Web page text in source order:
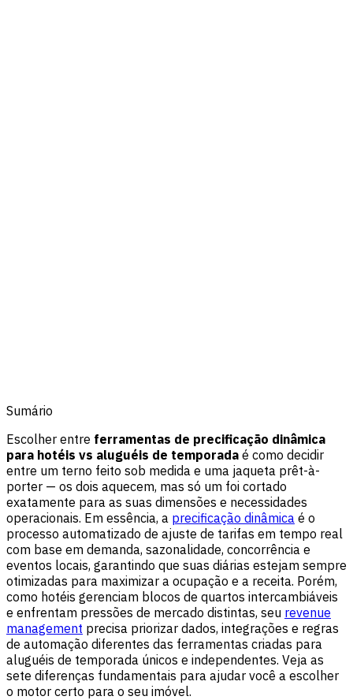
Sumário
Escolher entre ferramentas de precificação dinâmica
para hotéis vs aluguéis de temporada é como decidir
entre um terno feito sob medida e uma jaqueta prêt-à-
porter — os dois aquecem, mas só um foi cortado
exatamente para as suas dimensões e necessidades
operacionais. Em essência, a precificação dinâmica é o
processo automatizado de ajuste de tarifas em tempo real
com base em demanda, sazonalidade, concorrência e
eventos locais, garantindo que suas diárias estejam sempre
otimizadas para maximizar a ocupação e a receita. Porém,
como hotéis gerenciam blocos de quartos intercambiáveis
e enfrentam pressões de mercado distintas, seu revenue
management precisa priorizar dados, integrações e regras
de automação diferentes das ferramentas criadas para
aluguéis de temporada únicos e independentes. Veja as
sete diferenças fundamentais para ajudar você a escolher
o motor certo para o seu imóvel.